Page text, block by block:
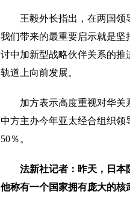
王毅外长指出，在两国
我们带来的最重要启示就是
讨中加新型战略伙伴关系的
轨道上向前发展。
加方表示高度重视对华
中方主办今年亚太经合组织领
50％。
法新社记者：昨天，日本
他称有一个国家拥有庞大的核